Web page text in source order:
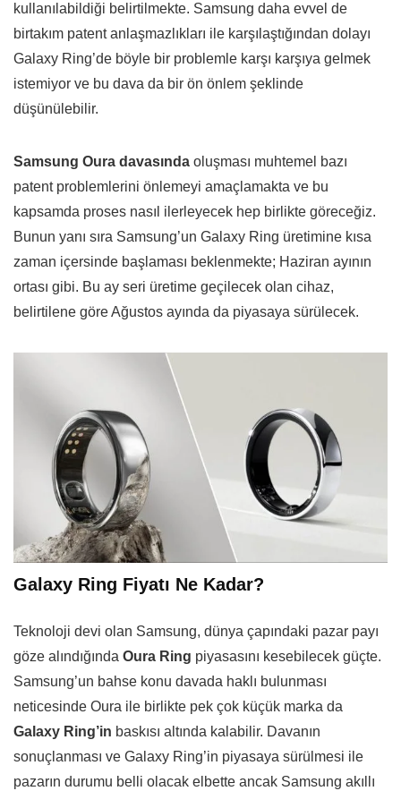
kullanılabildiği belirtilmekte. Samsung daha evvel de
birtakım patent anlaşmazlıkları ile karşılaştığından dolayı
Galaxy Ring’de böyle bir problemle karşı karşıya gelmek
istemiyor ve bu dava da bir ön önlem şeklinde
düşünülebilir.
Samsung Oura davasında oluşması muhtemel bazı
patent problemlerini önlemeyi amaçlamakta ve bu
kapsamda proses nasıl ilerleyecek hep birlikte göreceğiz.
Bunun yanı sıra Samsung’un Galaxy Ring üretimine kısa
zaman içersinde başlaması beklenmekte; Haziran ayının
ortası gibi. Bu ay seri üretime geçilecek olan cihaz,
belirtilene göre Ağustos ayında da piyasaya sürülecek.
Galaxy Ring Fiyatı Ne Kadar?
Teknoloji devi olan Samsung, dünya çapındaki pazar payı
göze alındığında Oura Ring piyasasını kesebilecek güçte.
Samsung’un bahse konu davada haklı bulunması
neticesinde Oura ile birlikte pek çok küçük marka da
Galaxy Ring’in baskısı altında kalabilir. Davanın
sonuçlanması ve Galaxy Ring’in piyasaya sürülmesi ile
pazarın durumu belli olacak elbette ancak Samsung akıllı